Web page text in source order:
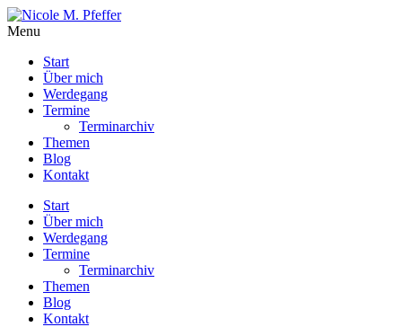
Menu
Start
Über mich
Werdegang
Termine
Terminarchiv
Themen
Blog
Kontakt
Start
Über mich
Werdegang
Termine
Terminarchiv
Themen
Blog
Kontakt